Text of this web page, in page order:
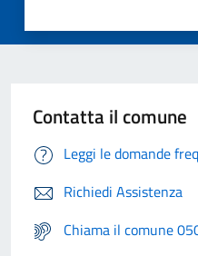
Contatta il comune
Leggi le domande
Richiedi Assistenza
Chiama il comune